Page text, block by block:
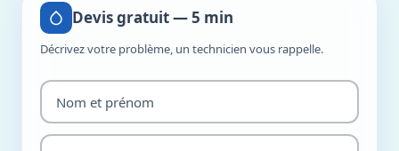
Devis gratuit — 5 min
Décrivez votre problème, un technicien vous rappelle.